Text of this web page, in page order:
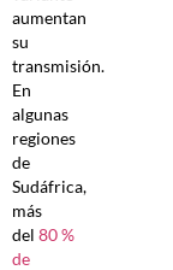
aumentan
su
transmisión.
En
algunas
regiones
de
Sudáfrica,
más
del 80 %
de